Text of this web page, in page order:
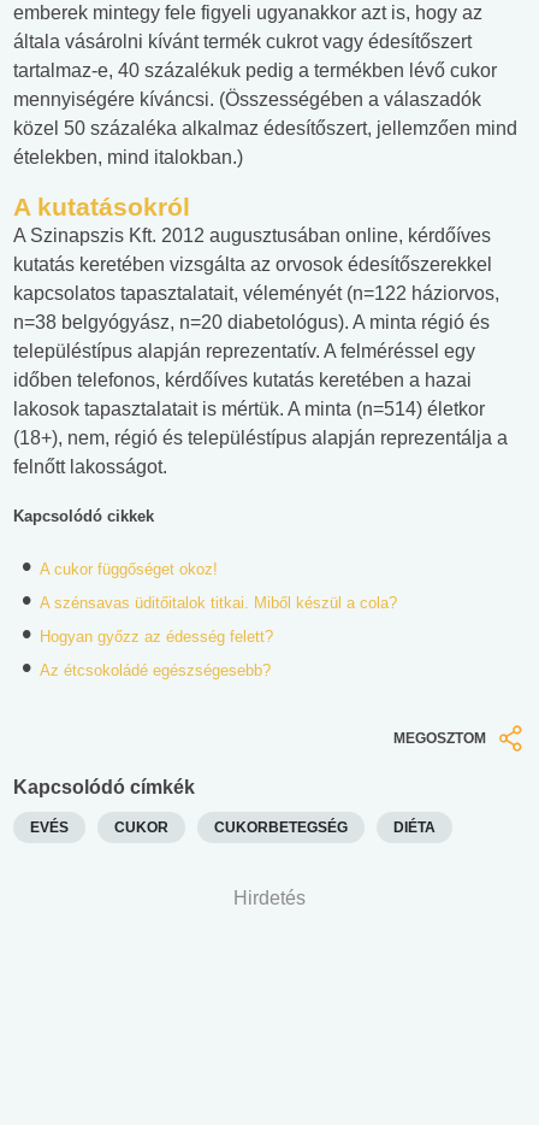
emberek mintegy fele figyeli ugyanakkor azt is, hogy az
általa vásárolni kívánt termék cukrot vagy édesítőszert
tartalmaz-e, 40 százalékuk pedig a termékben lévő cukor
mennyiségére kíváncsi. (Összességében a válaszadók
közel 50 százaléka alkalmaz édesítőszert, jellemzően mind
ételekben, mind italokban.)
A kutatásokról
A Szinapszis Kft. 2012 augusztusában online, kérdőíves
kutatás keretében vizsgálta az orvosok édesítőszerekkel
kapcsolatos tapasztalatait, véleményét (n=122 háziorvos,
n=38 belgyógyász, n=20 diabetológus). A minta régió és
településtípus alapján reprezentatív. A felméréssel egy
időben telefonos, kérdőíves kutatás keretében a hazai
lakosok tapasztalatait is mértük. A minta (n=514) életkor
(18+), nem, régió és településtípus alapján reprezentálja a
felnőtt lakosságot.
Kapcsolódó cikkek
A cukor függőséget okoz!
A szénsavas üditőitalok titkai. Miből készül a cola?
Hogyan győzz az édesség felett?
Az étcsokoládé egészségesebb?
MEGOSZTOM
Kapcsolódó címkék
EVÉS CUKOR CUKORBETEGSÉG DIÉTA
Hirdetés